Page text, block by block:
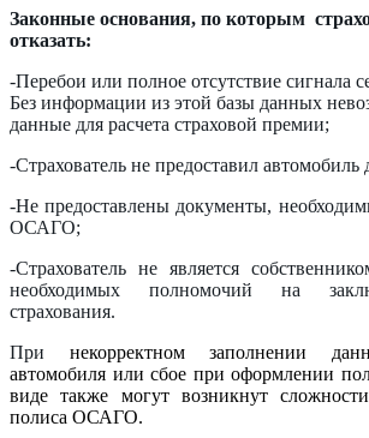
Законные основания, по которым
отказать:
-Перебои или полное отсутствие сигнала
Без информации из этой базы данных
данные для расчета страховой премии;
-Страхователь не предоставил автомобиль
-Не предоставлены документы,
ОСАГО;
-Страхователь не является
необходимых полномочий на
страхования.
При некорректном заполнении
автомобиля или сбое при оформлении
виде также могут возникнут
полиса ОСАГО.